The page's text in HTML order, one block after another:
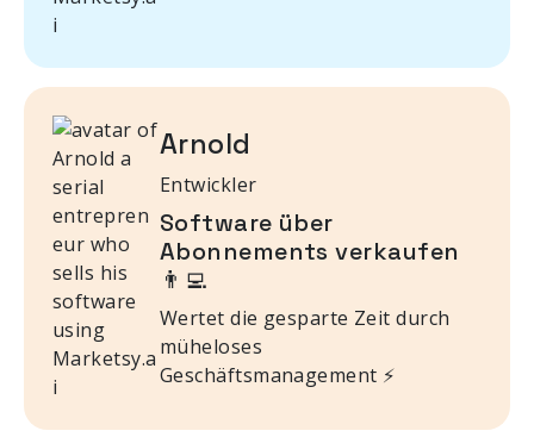
Arnold
Entwickler
Software über
Abonnements verkaufen
👨‍💻
Wertet die gesparte Zeit durch
müheloses
Geschäftsmanagement ⚡